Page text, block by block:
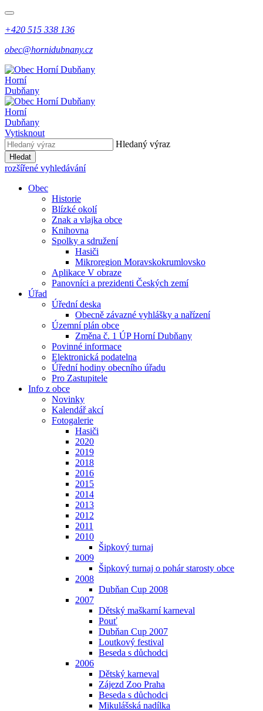
+420 515 338 136
obec@hornidubnany.cz
Horní
Dubňany
Horní
Dubňany
Vytisknout
Hledaný výraz
Hledat
rozšířené vyhledávání
Obec
Historie
Blízké okolí
Znak a vlajka obce
Knihovna
Spolky a sdružení
Hasiči
Mikroregion Moravskokrumlovsko
Aplikace V obraze
Panovníci a prezidenti Českých zemí
Úřad
Úřední deska
Obecně závazné vyhlášky a nařízení
Územní plán obce
Změna č. 1 ÚP Horní Dubňany
Povinné informace
Elektronická podatelna
Úřední hodiny obecního úřadu
Pro Zastupitele
Info z obce
Novinky
Kalendář akcí
Fotogalerie
Hasiči
2020
2019
2018
2016
2015
2014
2013
2012
2011
2010
Šipkový turnaj
2009
Šipkový turnaj o pohár starosty obce
2008
Dubňan Cup 2008
2007
Dětský maškarní karneval
Pouť
Dubňan Cup 2007
Loutkový festival
Beseda s důchodci
2006
Dětský karneval
Zájezd Zoo Praha
Beseda s důchodci
Mikulášská nadílka